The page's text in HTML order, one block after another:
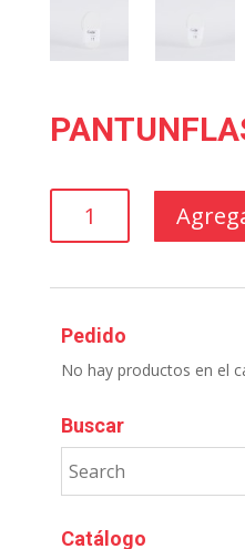
Pedido
No hay productos en el
Buscar
Catálogo